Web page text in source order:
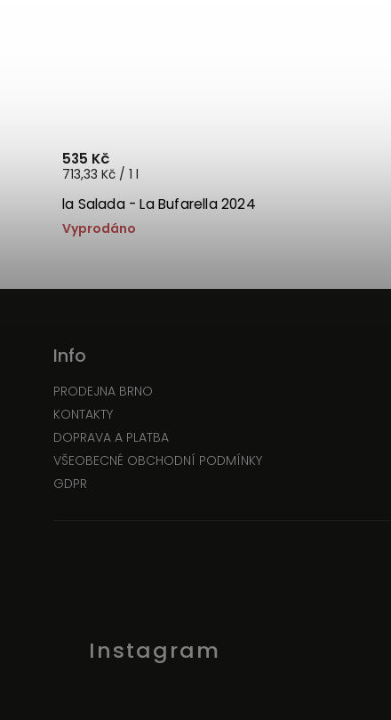
la Salada - La Bufarella 2024
Vyprodáno
535 Kč
713,33 Kč / 1 l
Info
PRODEJNA BRNO
KONTAKTY
DOPRAVA A PLATBA
VŠEOBECNÉ OBCHODNÍ PODMÍNKY
GDPR
Instagram